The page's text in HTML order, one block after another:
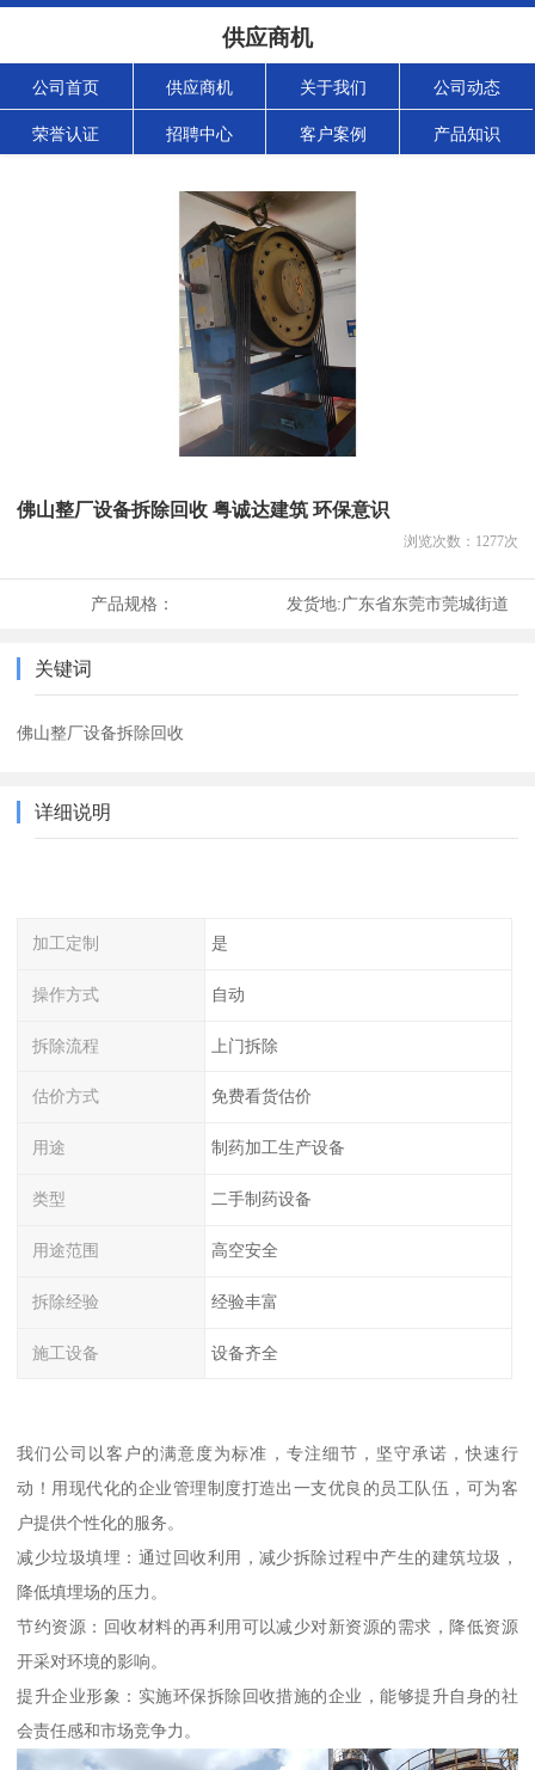
供应商机
公司首页 供应商机 关于我们 公司动态
荣誉认证 招聘中心 客户案例 产品知识
佛山整厂设备拆除回收 粤诚达建筑 环保意识
浏览次数： 1277次
产品规格： 发货地:广东省东莞市莞城街道
关键词
佛山整厂设备拆除回收
详细说明
加工定制 是
操作方式 自动
拆除流程 上门拆除
估价方式 免费看货估价
用途 制药加工生产设备
类型 二手制药设备
用途范围 高空安全
拆除经验 经验丰富
施工设备 设备齐全
我们公司以客户的满意度为标准，专注细节，坚守承诺，快速行
动！用现代化的企业管理制度打造出一支优良的员工队伍，可为客
户提供个性化的服务。
减少垃圾填埋：通过回收利用，减少拆除过程中产生的建筑垃圾，
降低填埋场的压力。
节约资源：回收材料的再利用可以减少对新资源的需求，降低资源
开采对环境的影响。
提升企业形象：实施环保拆除回收措施的企业，能够提升自身的社
会责任感和市场竞争力。